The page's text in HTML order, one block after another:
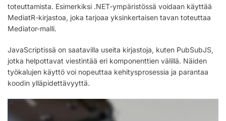
toteuttamista. Esimerkiksi .NET-ympäristössä voidaan käyttää
MediatR-kirjastoa, joka tarjoaa yksinkertaisen tavan toteuttaa
Mediator-malli.
JavaScriptissä on saatavilla useita kirjastoja, kuten PubSubJS,
jotka helpottavat viestintää eri komponenttien välillä. Näiden
työkalujen käyttö voi nopeuttaa kehitysprosessia ja parantaa
koodin ylläpidettävyyttä.